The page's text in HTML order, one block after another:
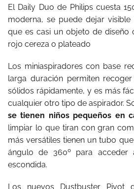
El Daily Duo de Philips cuesta
moderna, se puede dejar
que es casi un objeto de diseño
rojo cereza o plateado
Los miniaspiradores con base
larga duración permiten
sólidos rápidamente, y es más
cualquier otro tipo de aspirador.
se tienen niños pequeños en
limpiar lo que tiran con gran
más versátiles tienen un tubo
ángulo de 360º para acceder
escondida.
Los nuevos Dustbuster Pivot